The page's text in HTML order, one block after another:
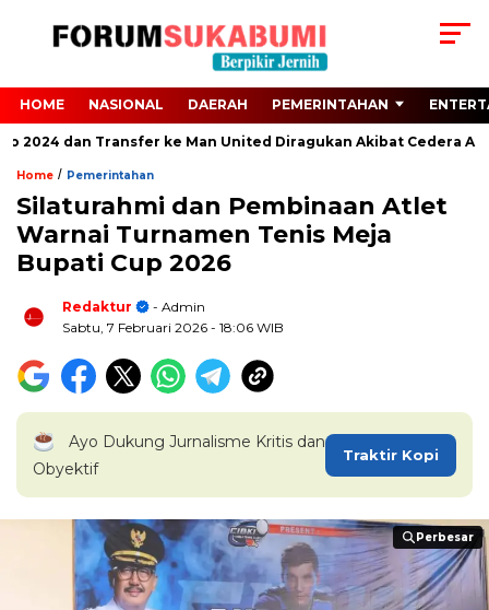
HOME NASIONAL DAERAH PEMERINTAHAN
dan Transfer ke Man United Diragukan Akibat Cedera ACL
Home / Pemerintahan
Silaturahmi dan Pembinaan Atlet
Warnai Turnamen Tenis Meja
Bupati Cup 2026
Redaktur
- Admin
Sabtu, 7 Februari 2026 - 18:06 WIB
Ayo Dukung Jurnalisme Kritis dan
Obyektif
Traktir Kopi
Perbesar
Perbesar